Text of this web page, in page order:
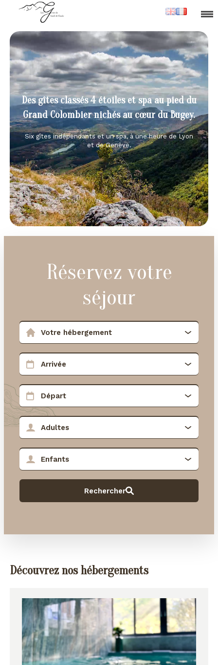
Des gîtes classés 4 étoiles et spa au pied du
Grand Colombier nichés au cœur du Bugey.
Six gîtes indépendants et un spa, à une heure de Lyon
et de Genève.
Réservez votre
séjour
Découvrez nos hébergements